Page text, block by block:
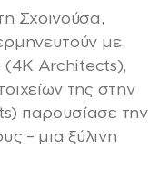
Σχοινούσα,
με
(4K Architects),
της στην
παρουσίασε την
– μια ξύλινη